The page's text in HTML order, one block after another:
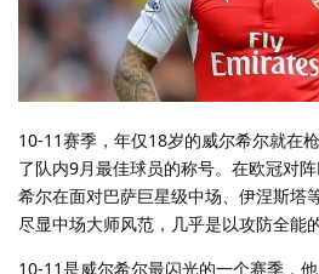
10-11赛季，年仅18岁的威尔希尔就在
了队内9月最佳球员的称号。在欧冠对
希尔在面对巴萨巨星级中场、伊涅斯塔
尽显中场大师风范，几乎是以攻防全能
10-11是威尔希尔最闪光的一个赛季，